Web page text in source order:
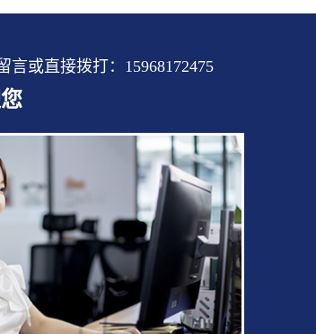
或直接拨打：15968172475